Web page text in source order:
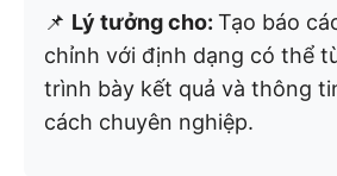
📌 Lý tưởng cho: Tạo báo
chỉnh với định dạng có thể
trình bày kết quả và thông
cách chuyên nghiệp.